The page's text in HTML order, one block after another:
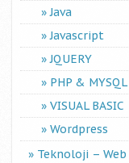
Java
Javascript
JQUERY
PHP & MYSQL
VISUAL BASIC
Wordpress
Teknoloji – Web